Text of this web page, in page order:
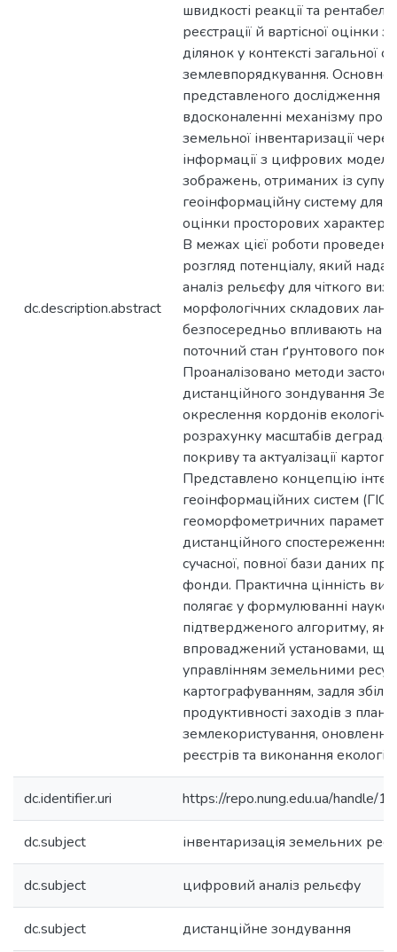
dc.description.abstract
швидкості реакції та
реєстрації й вартісної оцінки
ділянок у контексті загальної
землевпорядкування. Основне
представленого дослідження
вдосконаленні механізму
земельної інвентаризації
інформації з цифрових
зображень, отриманих із
геоінформаційну систему для
оцінки просторових
В межах цієї роботи
розгляд потенціалу, який
аналіз рельєфу для чіткого
морфологічних складових
безпосередньо впливають на
поточний стан ґрунтового
Проаналізовано методи
дистанційного зондування
окреслення кордонів
розрахунку масштабів
покриву та актуалізації
Представлено концепцію
геоінформаційних систем (ГІС),
геоморфометричних
дистанційного спостереження
сучасної, повної бази даних
фонди. Практична цінність
полягає у формулюванні
підтвердженого алгоритму,
впроваджений установами, що
управлінням земельними
картографуванням, задля
продуктивності заходів з
землекористування,
реєстрів та виконання
dc.identifier.uri https://repo.nung.edu.ua/handle/
dc.subject інвентаризація земельних
dc.subject цифровий аналіз рельєфу
dc.subject дистанційне зондування